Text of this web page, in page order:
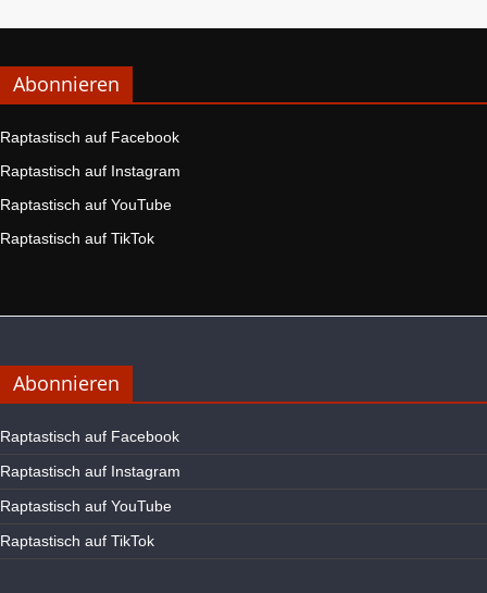
Abonnieren
Raptastisch auf Facebook
Raptastisch auf Instagram
Raptastisch auf YouTube
Raptastisch auf TikTok
Abonnieren
Raptastisch auf Facebook
Raptastisch auf Instagram
Raptastisch auf YouTube
Raptastisch auf TikTok